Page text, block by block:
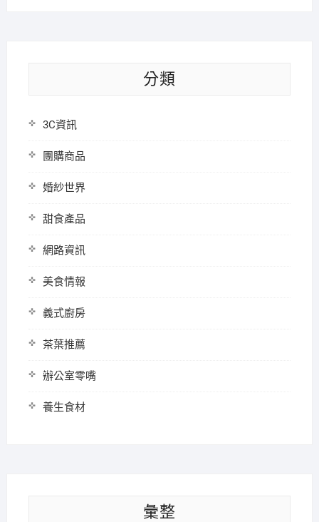
分類
3C資訊
團購商品
婚紗世界
甜食產品
網路資訊
美食情報
義式廚房
茶葉推薦
辦公室零嘴
養生食材
彙整